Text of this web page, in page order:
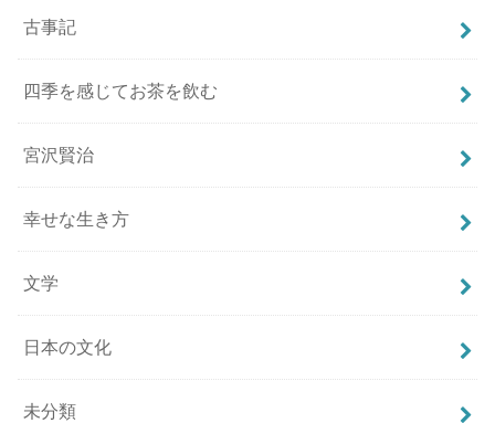
古事記
四季を感じてお茶を飲む
宮沢賢治
幸せな生き方
文学
日本の文化
未分類